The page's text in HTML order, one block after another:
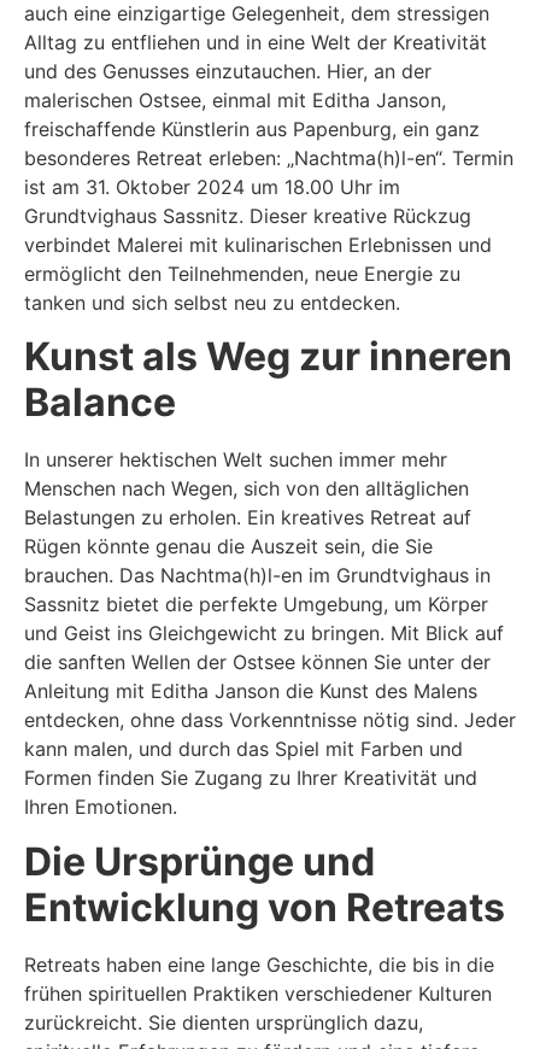
auch eine einzigartige Gelegenheit, dem stressigen
Alltag zu entfliehen und in eine Welt der Kreativität
und des Genusses einzutauchen. Hier, an der
malerischen Ostsee, einmal mit Editha Janson,
freischaffende Künstlerin aus Papenburg, ein ganz
besonderes Retreat erleben: „Nachtma(h)l-en“. Termin
ist am 31. Oktober 2024 um 18.00 Uhr im
Grundtvighaus Sassnitz. Dieser kreative Rückzug
verbindet Malerei mit kulinarischen Erlebnissen und
ermöglicht den Teilnehmenden, neue Energie zu
tanken und sich selbst neu zu entdecken.
Kunst als Weg zur inneren
Balance
In unserer hektischen Welt suchen immer mehr
Menschen nach Wegen, sich von den alltäglichen
Belastungen zu erholen. Ein kreatives Retreat auf
Rügen könnte genau die Auszeit sein, die Sie
brauchen. Das Nachtma(h)l-en im Grundtvighaus in
Sassnitz bietet die perfekte Umgebung, um Körper
und Geist ins Gleichgewicht zu bringen. Mit Blick auf
die sanften Wellen der Ostsee können Sie unter der
Anleitung mit Editha Janson die Kunst des Malens
entdecken, ohne dass Vorkenntnisse nötig sind. Jeder
kann malen, und durch das Spiel mit Farben und
Formen finden Sie Zugang zu Ihrer Kreativität und
Ihren Emotionen.
Die Ursprünge und
Entwicklung von Retreats
Retreats haben eine lange Geschichte, die bis in die
frühen spirituellen Praktiken verschiedener Kulturen
zurückreicht. Sie dienten ursprünglich dazu,